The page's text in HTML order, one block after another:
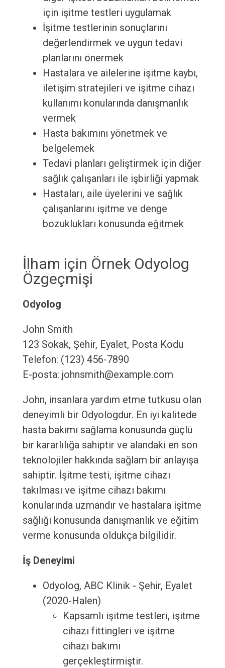
için işitme testleri uygulamak
İşitme testlerinin sonuçlarını
değerlendirmek ve uygun tedavi
planlarını önermek
Hastalara ve ailelerine işitme kaybı,
iletişim stratejileri ve işitme cihazı
kullanımı konularında danışmanlık
vermek
Hasta bakımını yönetmek ve
belgelemek
Tedavi planları geliştirmek için diğer
sağlık çalışanları ile işbirliği yapmak
Hastaları, aile üyelerini ve sağlık
çalışanlarını işitme ve denge
bozuklukları konusunda eğitmek
İlham için Örnek Odyolog
Özgeçmişi
Odyolog
John Smith
123 Sokak, Şehir, Eyalet, Posta Kodu
Telefon: (123) 456-7890
E-posta: johnsmith@example.com
John, insanlara yardım etme tutkusu olan
deneyimli bir Odyologdur. En iyi kalitede
hasta bakımı sağlama konusunda güçlü
bir kararlılığa sahiptir ve alandaki en son
teknolojiler hakkında sağlam bir anlayışa
sahiptir. İşitme testi, işitme cihazı
takılması ve işitme cihazı bakımı
konularında uzmandır ve hastalara işitme
sağlığı konusunda danışmanlık ve eğitim
verme konusunda oldukça bilgilidir.
İş Deneyimi
Odyolog, ABC Klinik - Şehir, Eyalet
(2020-Halen)
Kapsamlı işitme testleri, işitme
cihazı fittingleri ve işitme
cihazı bakımı
gerçekleştirmiştir.